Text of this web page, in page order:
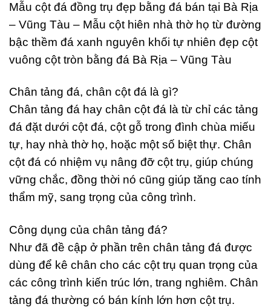
Mẫu cột đá đồng trụ đẹp bằng đá bán tại Bà Rịa
– Vũng Tàu – Mẫu cột hiên nhà thờ họ từ đường
bậc thềm đá xanh nguyên khối tự nhiên đẹp cột
vuông cột tròn bằng đá Bà Rịa – Vũng Tàu
Chân tảng đá, chân cột đá là gì?
Chân tảng đá hay chân cột đá là từ chỉ các tảng
đá đặt dưới cột đá, cột gỗ trong đình chùa miếu
tự, hay nhà thờ họ, hoặc một số biệt thự. Chân
cột đá có nhiệm vụ nâng đỡ cột trụ, giúp chúng
vững chắc, đồng thời nó cũng giúp tăng cao tính
thẩm mỹ, sang trọng của công trình.
Công dụng của chân tảng đá?
Như đã đề cập ở phần trên chân tảng đá được
dùng để kê chân cho các cột trụ quan trọng của
các công trình kiến trúc lớn, trang nghiêm. Chân
tảng đá thường có bán kính lớn hơn cột trụ.